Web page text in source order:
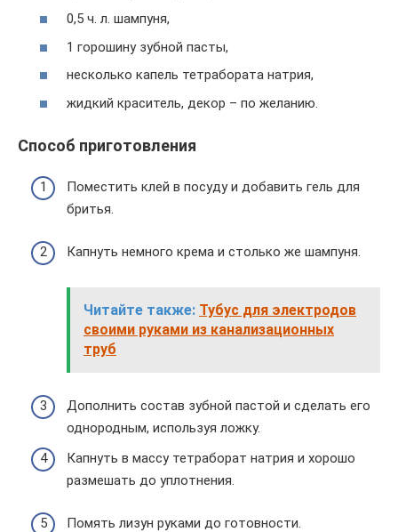
0,5 ч. л. шампуня,
1 горошину зубной пасты,
несколько капель тетрабората натрия,
жидкий краситель, декор – по желанию.
Способ приготовления
Поместить клей в посуду и добавить гель для
бритья.
Капнуть немного крема и столько же шампуня.
Читайте также: Тубус для электродов
своими руками из канализационных
труб
Дополнить состав зубной пастой и сделать его
однородным, используя ложку.
Капнуть в массу тетраборат натрия и хорошо
размешать до уплотнения.
Помять лизун руками до готовности.